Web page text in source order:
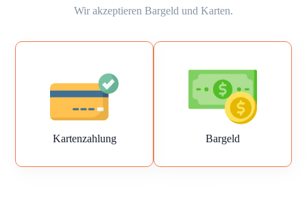
Wir akzeptieren Bargeld und Karten.
Kartenzahlung Bargeld